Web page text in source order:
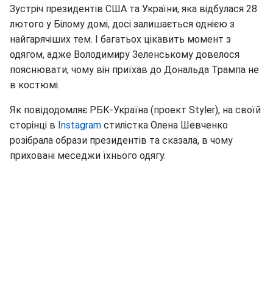
Зустріч президентів США та України, яка відбулася 28
лютого у Білому домі, досі залишається однією з
найгарячіших тем. І багатьох цікавить момент з
одягом, адже Володимиру Зеленському довелося
пояснювати, чому він приїхав до Дональда Трампа не
в костюмі.
Як повідодомляє РБК-Україна (проект Styler), на своїй
сторінці в Instagram стилістка Олена Шевченко
розібрала образи президентів та сказала, в чому
приховані меседжи їхнього одягу.